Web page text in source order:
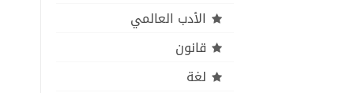
الأدب العالمي
قانون
لغة